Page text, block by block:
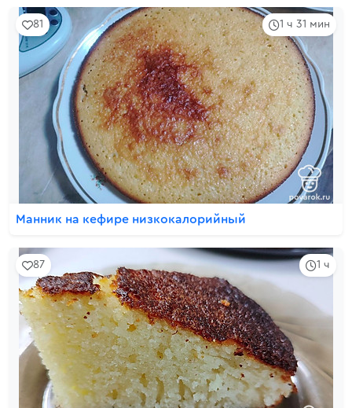
1 ч 31 мин
81
Манник на кефире низкокалорийный
1 ч
87